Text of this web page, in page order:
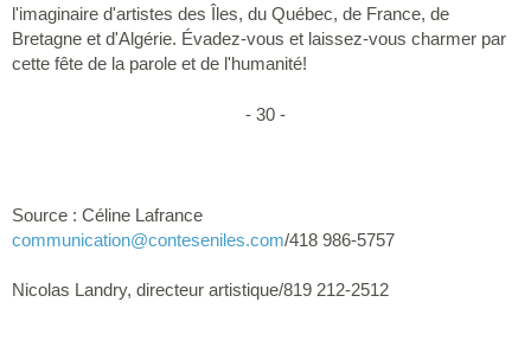
l'imaginaire d'artistes des Îles, du Québec, de France, de
Bretagne et d'Algérie. Évadez-vous et laissez-vous charmer par
cette fête de la parole et de l'humanité!
- 30 -
Source : Céline Lafrance
communication@conteseniles.com/418 986-5757
Nicolas Landry, directeur artistique/819 212-2512